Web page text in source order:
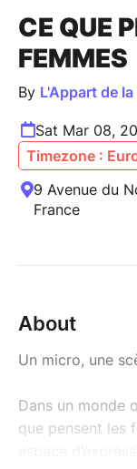
CE QUE
FEMMES
By L'Appart de
Sat Mar 08,
Timezone :
9 Avenue du
France
About
Un micro, une
Dans un monde
que pensent les
espace